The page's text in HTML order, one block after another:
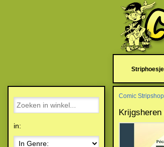
Comic Stripshop
in: